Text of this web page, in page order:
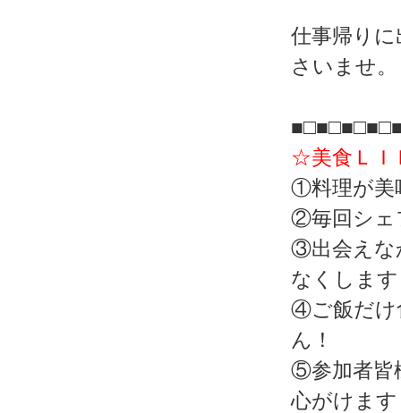
仕事帰り
さいませ。
■□■□
☆美食ＬＩ
①料理が美
②毎回シェ
③出会えな
なくしま
④ご飯だけ
ん！
⑤参加者皆
心がけま